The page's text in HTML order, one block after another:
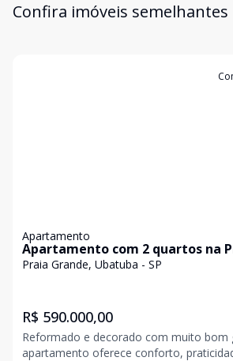
Confira imóveis semelhantes
Apartamento
Apartamento com 2 quartos na
Grande
Praia Grande, Ubatuba - SP
R$ 590.000,00
Reformado e decorado com muito bom
apartamento oferece conforto,